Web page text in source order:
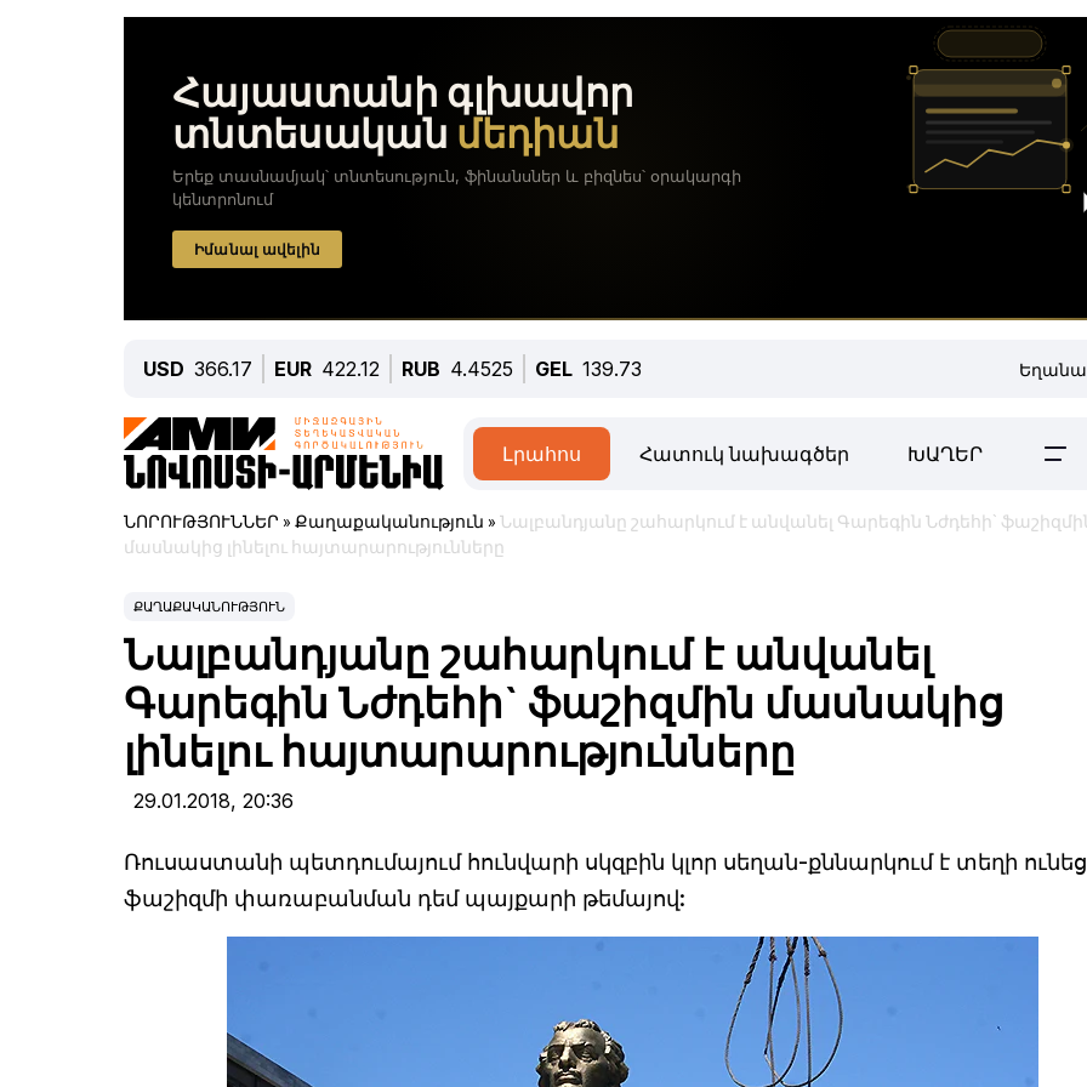
USD 366.17 EUR 422.12 RUB 4.4525 GEL 139.73
Լրահոս Հատուկ նախագծեր ԽԱՂԵՐ
ՆՈՐՈՒԹՅՈՒՆՆԵՐ » Քաղաքականություն » Նալբանդյանը շահարկում է անվանել Գարեգին Նժդեհի`
մասնակից լինելու հայտարարությունները
ՔԱՂԱՔԱԿԱՆՈՒԹՅՈՒՆ
Նալբանդյանը շահարկում է անվանել
Գարեգին Նժդեհի` ֆաշիզմին մասնակից
լինելու հայտարարությունները
29.01.2018, 20:36
Ռուսաստանի պետդումայում հունվարի սկզբին կլոր սեղան-քննարկում է տեղի
ֆաշիզմի փառաբանման դեմ պայքարի թեմայով: